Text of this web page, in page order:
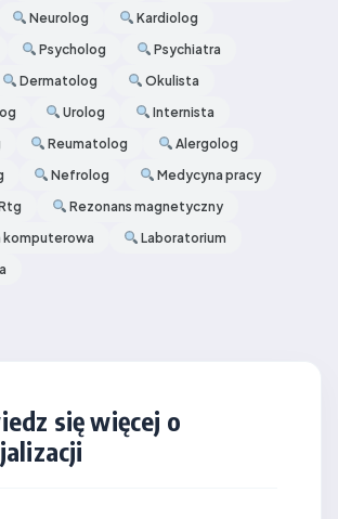
Neurolog
Kardiolog
Psycholog
Psychiatra
Dermatolog
Okulista
Urolog
Internista
Reumatolog
Alergolog
Nefrolog
Medycyna pracy
Rezonans magnetyczny
komputerowa
Laboratorium
się więcej o